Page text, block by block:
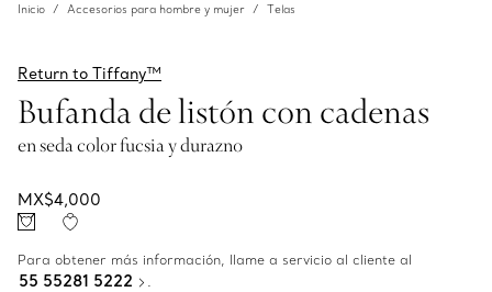
Inicio Accesorios para hombre y mujer Telas
Return to Tiffany™
Bufanda de listón con cadenas
en seda color fucsia y durazno
MX$4,000
Para obtener más información, llame a servicio al cliente al
55 55281 5222 .